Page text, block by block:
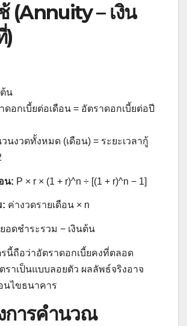
(Annuity – เงิน
)
ต้น
ดอกเบี้ยต่อเดือน = อัตราดอกเบี้ยต่อปี
วนงวดทั้งหมด (เดือน) = ระยะเวลากู้
น: P × r × (1 + r)^n ÷ [(1 + r)^n − 1]
: ค่างวดรายเดือน × n
ยอดชำระรวม − เงินต้น
นี้ถือว่าอัตราดอกเบี้ยคงที่ตลอด
าเป็นแบบลอยตัว ผลลัพธ์จริงอาจ
นไขธนาคาร
การคำนวณ